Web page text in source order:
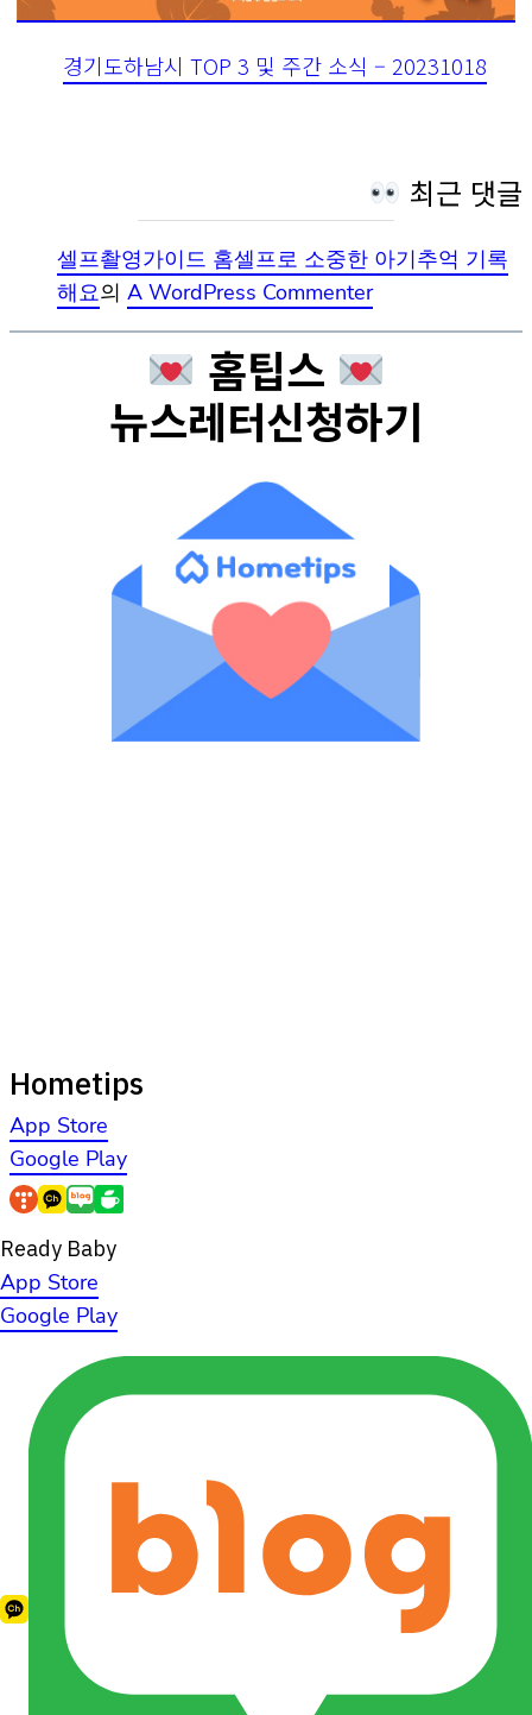
경기도하남시 TOP 3 및 주간 소식 – 20231018
최근 댓글
셀프촬영가이드 홈셀프로 소중한 아기추억 기록
해요의 A WordPress Commenter
홈팁스
뉴스레터신청하기
Hometips
App Store
Google Play
Ready Baby
App Store
Google Play